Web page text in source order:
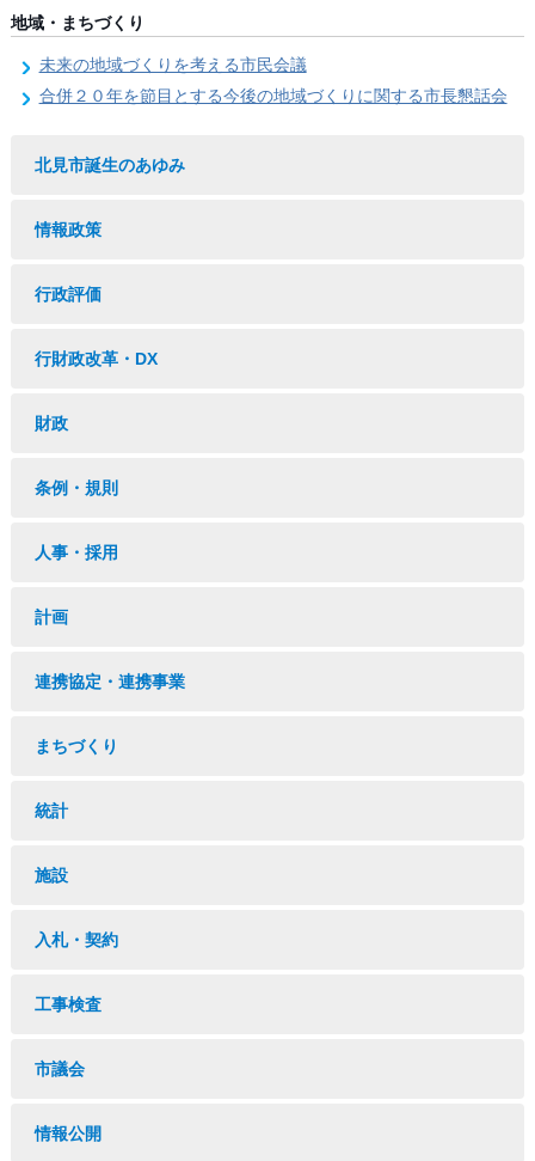
地域・まちづくり
未来の地域づくりを考える市民会議
合併２０年を節目とする今後の地域づくりに関する市長懇話会
北見市誕生のあゆみ
情報政策
行政評価
行財政改革・DX
財政
条例・規則
人事・採用
計画
連携協定・連携事業
まちづくり
統計
施設
入札・契約
工事検査
市議会
情報公開